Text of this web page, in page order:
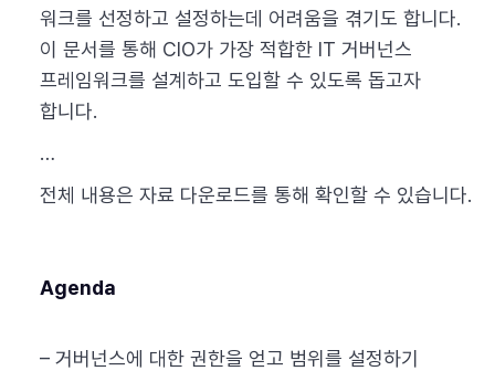
워크를 선정하고 설정하는데 어려움을 겪기도 합니다.
이 문서를 통해 CIO가 가장 적합한 IT 거버넌스
프레임워크를 설계하고 도입할 수 있도록 돕고자
합니다.
…
전체 내용은 자료 다운로드를 통해 확인할 수 있습니다.
Agenda
– 거버넌스에 대한 권한을 얻고 범위를 설정하기